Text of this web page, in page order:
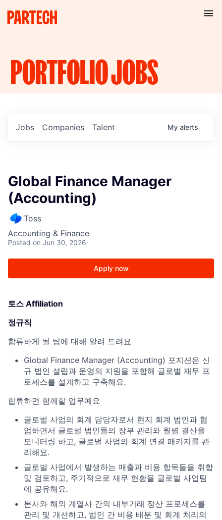
PORTFOLIOJOBS
Jobs Companies Talent My alerts
Global Finance Manager
(Accounting)
Toss
Accounting & Finance
Posted on Jun 30, 2026
Apply now
토스 Affiliation
정규직
합류하게 될 팀에 대해 알려 드려요
Global Finance Manager (Accounting) 포지션은 신
규 법인 설립과 운영의 지원을 포함해 글로벌 재무 프
로세스를 설계하고 구축해요.
합류하면 함께할 업무예요
글로벌 사업의 회계 담당자로서 현지 회계 법인과 협
업하면서 글로벌 법인들의 장부 관리와 월별 결산을
모니터링 하고, 글로벌 사업의 회계 연결 패키지를 관
리해요.
글로벌 사업에서 발생하는 매출과 비용 항목들을 취합
및 검토하고, 주기적으로 재무 현황을 글로벌 사업팀
에 공유해요.
본사와 해외 계열사 간의 내부거래 정산 프로세스를
관리 및 개선하고, 법인 간 비용 배분 및 회계 처리의